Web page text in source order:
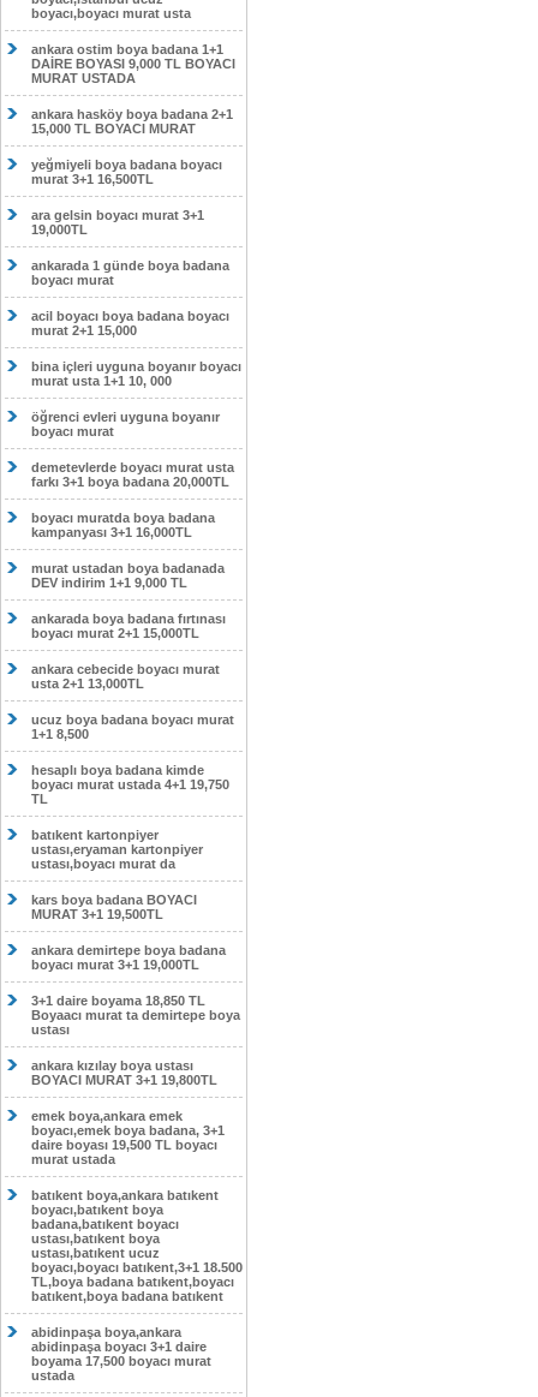
boyacı,boyacı murat usta
ankara ostim boya badana 1+1
DAİRE BOYASI 9,000 TL BOYACI
MURAT USTADA
ankara hasköy boya badana 2+1
15,000 TL BOYACI MURAT
yeğmiyeli boya badana boyacı
murat 3+1 16,500TL
ara gelsin boyacı murat 3+1
19,000TL
ankarada 1 günde boya badana
boyacı murat
acil boyacı boya badana boyacı
murat 2+1 15,000
bina içleri uyguna boyanır boyacı
murat usta 1+1 10, 000
öğrenci evleri uyguna boyanır
boyacı murat
demetevlerde boyacı murat usta
farkı 3+1 boya badana 20,000TL
boyacı muratda boya badana
kampanyası 3+1 16,000TL
murat ustadan boya badanada
DEV indirim 1+1 9,000 TL
ankarada boya badana fırtınası
boyacı murat 2+1 15,000TL
ankara cebecide boyacı murat
usta 2+1 13,000TL
ucuz boya badana boyacı murat
1+1 8,500
hesaplı boya badana kimde
boyacı murat ustada 4+1 19,750
TL
batıkent kartonpiyer
ustası,eryaman kartonpiyer
ustası,boyacı murat da
kars boya badana BOYACI
MURAT 3+1 19,500TL
ankara demirtepe boya badana
boyacı murat 3+1 19,000TL
3+1 daire boyama 18,850 TL
Boyaacı murat ta demirtepe boya
ustası
ankara kızılay boya ustası
BOYACI MURAT 3+1 19,800TL
emek boya,ankara emek
boyacı,emek boya badana, 3+1
daire boyası 19,500 TL boyacı
murat ustada
batıkent boya,ankara batıkent
boyacı,batıkent boya
badana,batıkent boyacı
ustası,batıkent boya
ustası,batıkent ucuz
boyacı,boyacı batıkent,3+1 18.500
TL,boya badana batıkent,boyacı
batıkent,boya badana batıkent
abidinpaşa boya,ankara
abidinpaşa boyacı 3+1 daire
boyama 17,500 boyacı murat
ustada